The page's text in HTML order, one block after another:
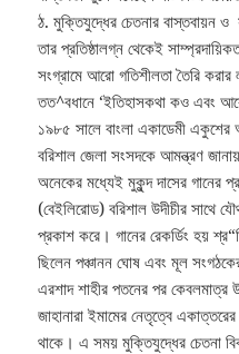
ঠ. মুক্তিযুদ্ধের চেতনার বাস্তবায়ন ও
তার প্রতিষ্ঠালগ্ন থেকেই
সংগ্রামে আরো গতিশীলতা তৈরি
তত^বধানে ‘ইতিহাসকথা কও এবং
১৯৮৫ সালে বাংলা একাডেমী একুশের
বরিশাল জেলা সংসদকে আমন্ত্রণ
অনেকের মধ্যেই মুকুন্দ দাসের গানের
(বেইলিরোড) বরিশাল উদীচীর সাথে
প্রকাশ করে। গানের রেকর্ডিং হয়
ছিলেন পঞ্চানন ঘোষ এবং মূল
এরশাদ শাহীর পতনের পর কেবলমাত্র
জাহানারা ইমামের নেতৃত্বে
থাকে। এ সময় মুক্তিযুদ্ধের চেতনা